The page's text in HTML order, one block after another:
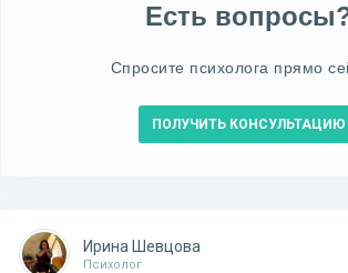
Есть
Спросите психолога прямо
ПОЛУЧИТЬ КОНСУЛЬТАЦИЮ
Ирина Шевцова
Психолог